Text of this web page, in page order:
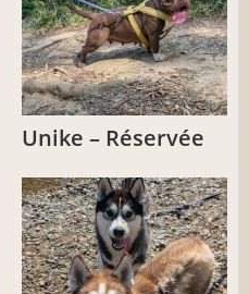
Unike – Réservée